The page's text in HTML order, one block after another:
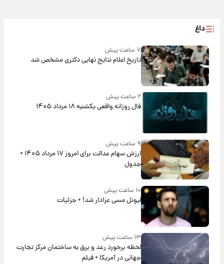
داغ
۷ ساعت پیش
تاریخ اعلام نتایج نهایی دکتری مشخص شد
۲ ساعت پیش
فال روزانه واقعی یکشنبه ۱۸ مرداد ۱۴۰۵
۹ ساعت پیش
ارزش سهام عدالت برای امروز ۱۷ مرداد ۱۴۰۵ +
جدول
۱۰ ساعت پیش
لیونل مسی عزادار شد! + جزئیات
۱۳ ساعت پیش
لحظه برخورد رعد و برق به ساختمان مرکز تجارت
جهانی در آمریکا + فیلم